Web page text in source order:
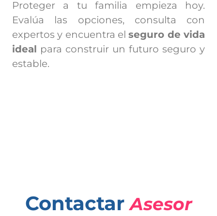
Proteger a tu familia empieza hoy.
Evalúa las opciones, consulta con
expertos y encuentra elseguro de vida
ideal para construir un futuro seguro y
estable.
ContactarAsesor